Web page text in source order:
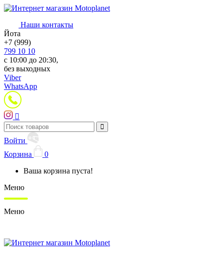
Наши контакты
Йота
+7 (999)
799 10 10
с 10:00 до 20:30,
без выходных
Viber
WhatsApp
Войти
Корзина
0
Ваша корзина пуста!
Меню
Меню